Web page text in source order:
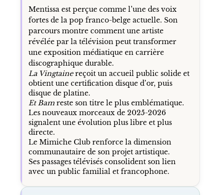
Mentissa est perçue comme l’une des voix
fortes de la pop franco-belge actuelle. Son
parcours montre comment une artiste
révélée par la télévision peut transformer
une exposition médiatique en carrière
discographique durable.
La Vingtainereçoit un accueil public solide et
obtient une certification disque d’or, puis
disque de platine.
Et Bamreste son titre le plus emblématique.
Les nouveaux morceaux de 2025-2026
signalent une évolution plus libre et plus
directe.
Le Mimiche Club renforce la dimension
communautaire de son projet artistique.
Ses passages télévisés consolident son lien
avec un public familial et francophone.